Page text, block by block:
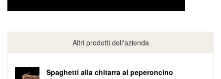
Altri prodotti dell'azienda
Spaghetti alla chitarra al peperoncino